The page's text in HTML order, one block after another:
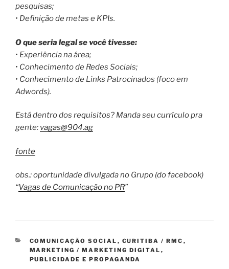
pesquisas;
• Definição de metas e KPIs.
O que seria legal se você tivesse:
• Experiência na área;
• Conhecimento de Redes Sociais;
• Conhecimento de Links Patrocinados (foco em
Adwords).
Está dentro dos requisitos? Manda seu currículo pra
gente: vagas@904.ag
fonte
obs.: oportunidade divulgada no Grupo (do facebook)
“Vagas de Comunicação no PR”
CATEGORIAS
COMUNICAÇÃO SOCIAL , CURITIBA / RMC ,
MARKETING / MARKETING DIGITAL ,
PUBLICIDADE E PROPAGANDA